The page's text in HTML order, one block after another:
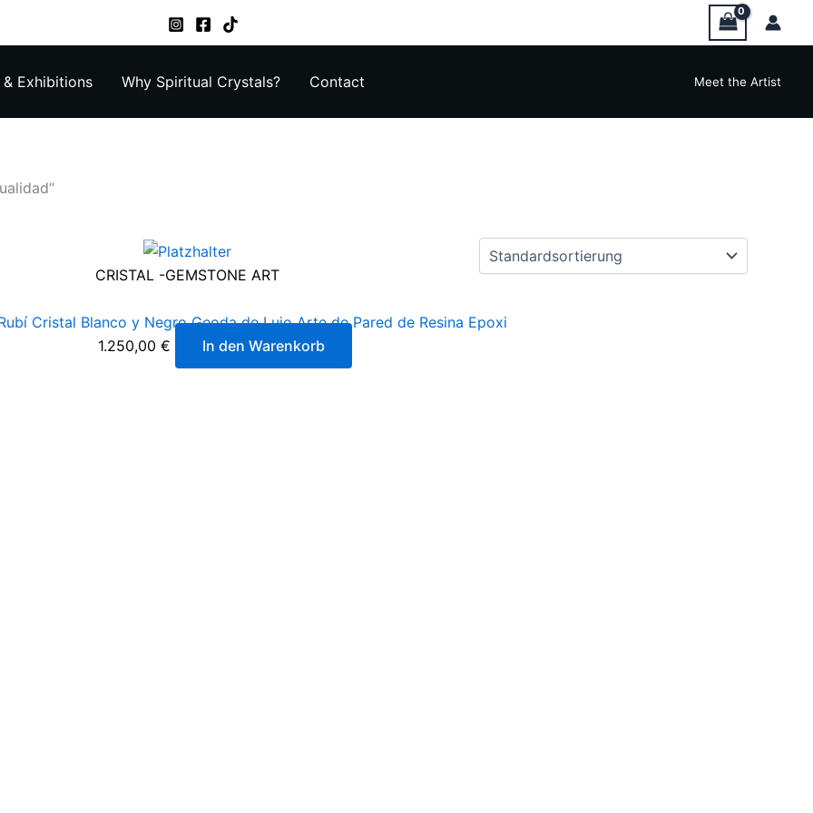
& Exhibitions Why Spiritual Crystals? Contact Meet the Artist
CRISTAL -GEMSTONE ART
Cristal Blanco y Negro Geoda de Lujo Arte de Pared de Resina Epoxi
1.250,00 € In den Warenkorb